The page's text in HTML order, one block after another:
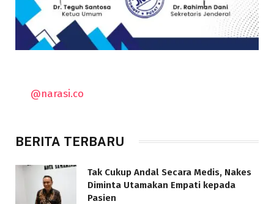
@narasi.co
BERITA TERBARU
Tak Cukup Andal Secara Medis, Nakes
Diminta Utamakan Empati kepada
Pasien